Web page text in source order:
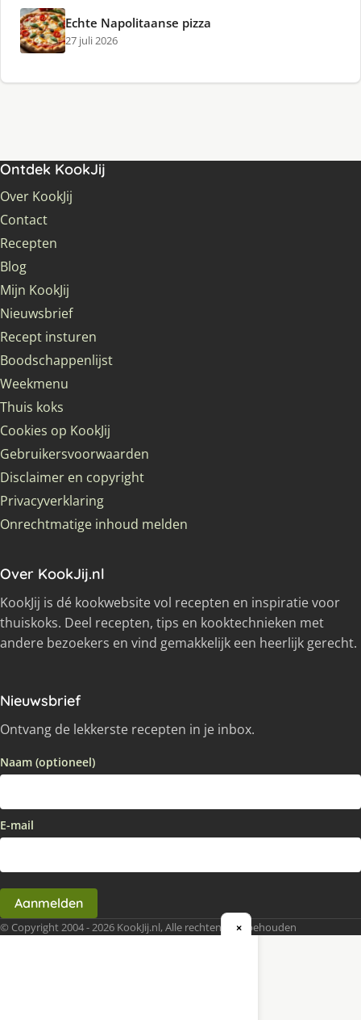
Echte Napolitaanse pizza
27 juli 2026
Ontdek KookJij
Over KookJij
Contact
Recepten
Blog
Mijn KookJij
Nieuwsbrief
Recept insturen
Boodschappenlijst
Weekmenu
Thuis koks
Cookies op KookJij
Gebruikersvoorwaarden
Disclaimer en copyright
Privacyverklaring
Onrechtmatige inhoud melden
Over KookJij.nl
KookJij is dé kookwebsite vol recepten en inspiratie voor
thuiskoks. Deel recepten, tips en kooktechnieken met
andere bezoekers en vind gemakkelijk een heerlijk gerecht.
Nieuwsbrief
Ontvang de lekkerste recepten in je inbox.
Naam (optioneel)
E-mail
Aanmelden
© Copyright 2004 - 2026 KookJij.nl, Alle rechten voorbehouden
×